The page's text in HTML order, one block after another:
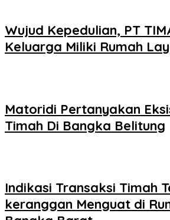
Wujud Kepedulian, PT
Keluarga Miliki Rumah
Matoridi Pertanyakan
Timah Di Bangka Belitung
Indikasi Transaksi Timah
keranggan Menguat di